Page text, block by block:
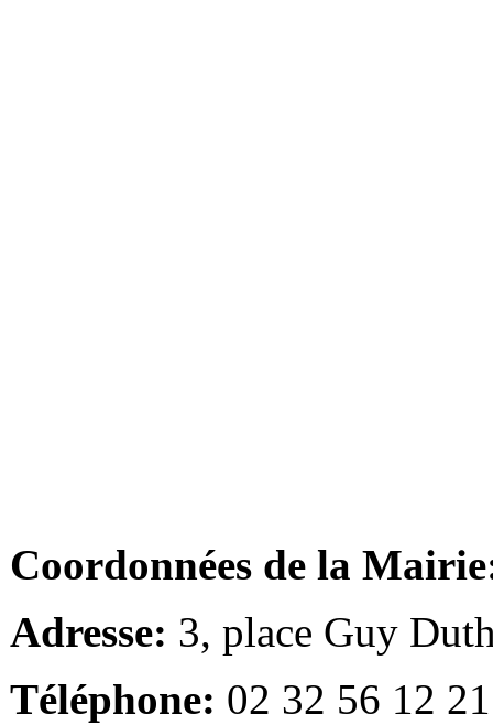
Coordonnées de la
Adresse: 3, place Guy
Téléphone: 02 32 56 12 21